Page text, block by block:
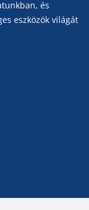
és
eszközök világát